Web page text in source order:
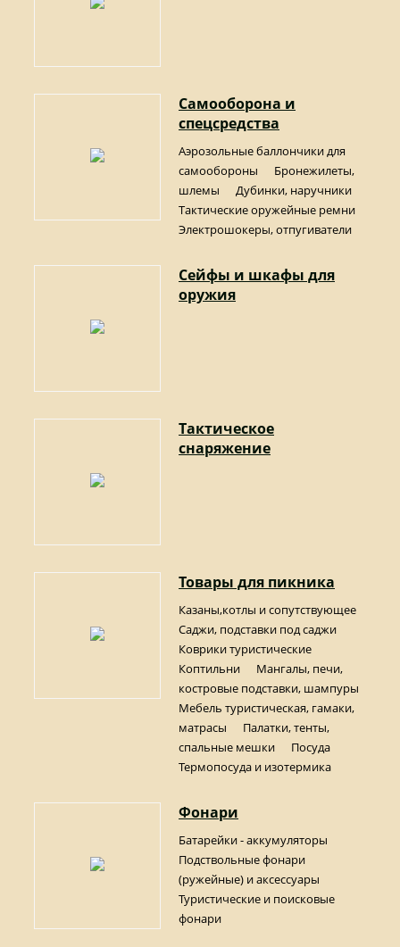
Самооборона и
спецсредства
Аэрозольные баллончики для
самообороны
Бронежилеты,
шлемы
Дубинки, наручники
Тактические оружейные ремни
Электрошокеры, отпугиватели
Сейфы и шкафы для
оружия
Тактическое
снаряжение
Товары для пикника
Казаны,котлы и сопутствующее
Саджи, подставки под саджи
Коврики туристические
Коптильни
Мангалы, печи,
костровые подставки, шампуры
Мебель туристическая, гамаки,
матрасы
Палатки, тенты,
спальные мешки
Посуда
Термопосуда и изотермика
Фонари
Батарейки - аккумуляторы
Подствольные фонари
(ружейные) и аксессуары
Туристические и поисковые
фонари